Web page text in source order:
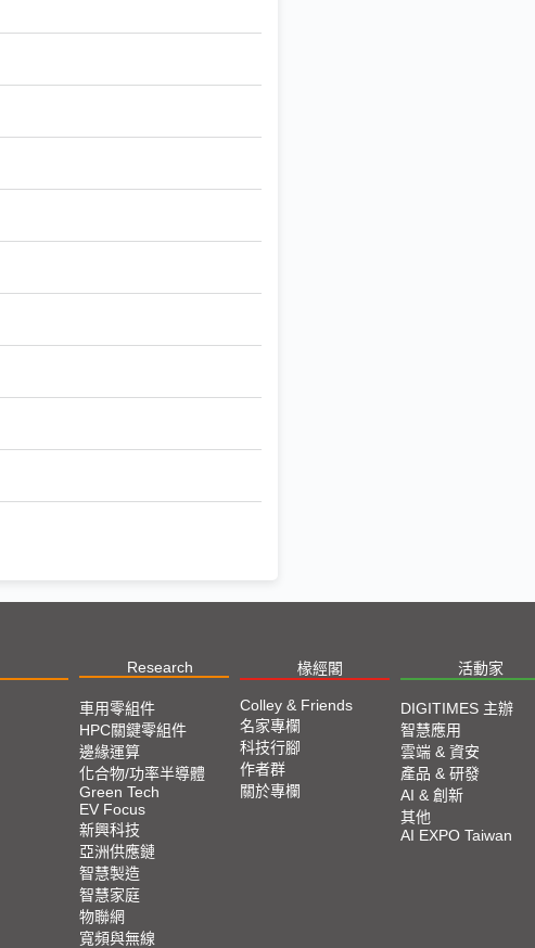
Research 椽經閣 活動家
車用零組件
HPC關鍵零組件
邊緣運算
化合物/功率半導體
Green Tech
EV Focus
新興科技
亞洲供應鏈
智慧製造
智慧家庭
物聯網
寬頻與無線
Colley & Friends
名家專欄
科技行腳
作者群
關於專欄
DIGITIMES 主辦
智慧應用
雲端 & 資安
產品 & 研發
AI & 創新
其他
AI EXPO Taiwan